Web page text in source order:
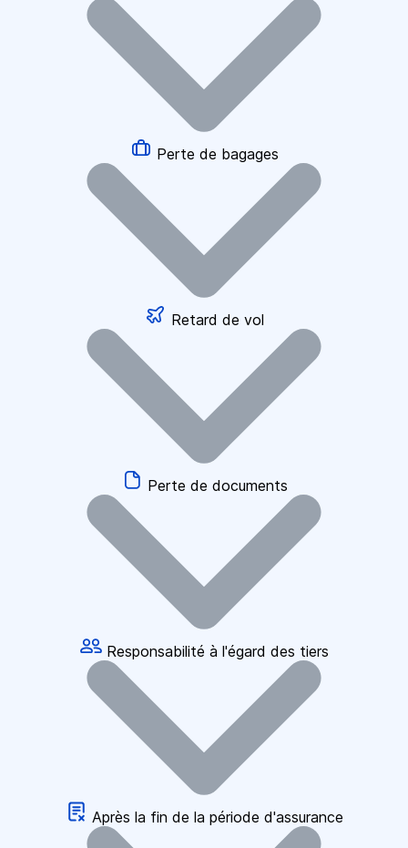
Perte de bagages
Retard de vol
Perte de documents
Responsabilité à l'égard des tiers
Après la fin de la période d'assurance